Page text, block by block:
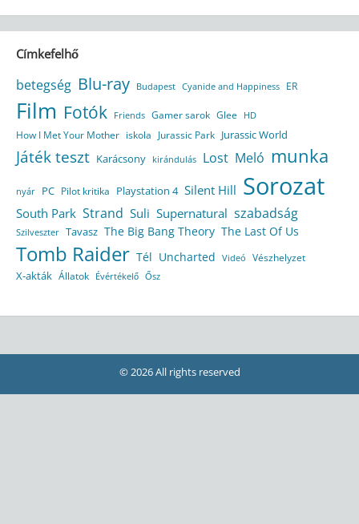
Címkefelhő
betegség Blu-ray Budapest Cyanide and Happiness ER
Film Fotók Friends Gamer sarok Glee HD
How I Met Your Mother iskola Jurassic Park Jurassic World
Játék teszt Karácsony kirándulás Lost Meló munka
nyár PC Pilot kritika Playstation 4 Silent Hill Sorozat
South Park Strand Suli Supernatural szabadság
Szilveszter Tavasz The Big Bang Theory The Last Of Us
Tomb Raider Tél Uncharted Videó Vészhelyzet
X-akták Állatok Évértékelő Ősz
© 2026 All rights reserved